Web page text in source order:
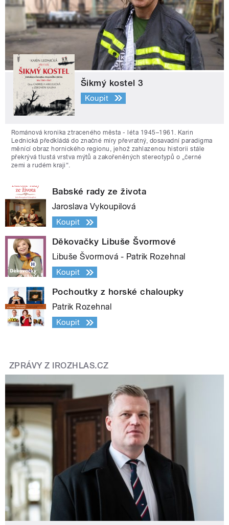
Šikmý kostel 3
Koupit
Románová kronika ztraceného města - léta 1945–1961. Karin
Lednická předkládá do značné míry převratný, dosavadní paradigma
měnící obraz hornického regionu, jehož zahlazenou historii stále
překrývá tlustá vrstva mýtů a zakořeněných stereotypů o „černé
zemi a rudém kraji“.
Babské rady ze života
Jaroslava Vykoupilová
Koupit
Děkovačky Libuše Švormové
Libuše Švormová - Patrik Rozehnal
Koupit
Pochoutky z horské chaloupky
Patrik Rozehnal
Koupit
ZPRÁVY Z IROZHLAS.CZ